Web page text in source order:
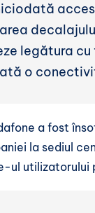
legătura cu
o
a fost
la sediul
ul utilizatorului